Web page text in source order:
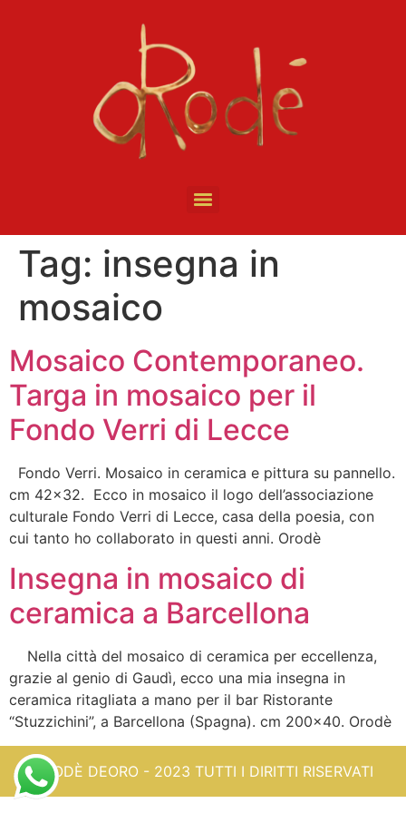
Tag: insegna in
mosaico
Mosaico Contemporaneo.
Targa in mosaico per il
Fondo Verri di Lecce
Fondo Verri. Mosaico in ceramica e pittura su pannello.
cm 42×32. Ecco in mosaico il logo dell’associazione
culturale Fondo Verri di Lecce, casa della poesia, con
cui tanto ho collaborato in questi anni. Orodè
Insegna in mosaico di
ceramica a Barcellona
Nella città del mosaico di ceramica per eccellenza,
grazie al genio di Gaudì, ecco una mia insegna in
ceramica ritagliata a mano per il bar Ristorante
“Stuzzichini”, a Barcellona (Spagna). cm 200×40. Orodè
ORODÈ DEORO - 2023 TUTTI I DIRITTI RISERVATI